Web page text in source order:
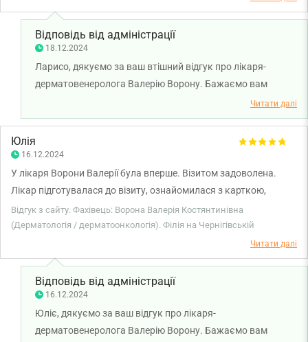
Відповідь від адміністрації
18.12.2024
Ларисо, дякуємо за ваш втішний відгук про лікаря-
дерматовенеролога Валерію Ворону. Бажаємо вам
Читати далі
Юлія
16.12.2024
У лікаря Ворони Валерії була вперше. Візитом задоволена.
Лікар підготувалася до візиту, ознайомилася з карткою,
попередньою схемою лікування і тому візит пройшов дуже
добре. Тепер будемо лікуватися і чекати на позитивний
Відгук з сайту. Фахівець: Ворона Валерія Костянтинівна
(Дерматологія / дерматоонкологія). Філія на Чернігівській
Читати далі
Відповідь від адміністрації
16.12.2024
Юліє, дякуємо за ваш відгук про лікаря-
дерматовенеролога Валерію Ворону. Бажаємо вам